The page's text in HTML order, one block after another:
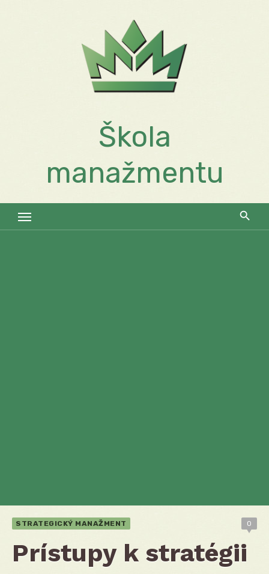
Škola
manažmentu
STRATEGICKÝ MANAŽMENT 0
Prístupy k stratégii